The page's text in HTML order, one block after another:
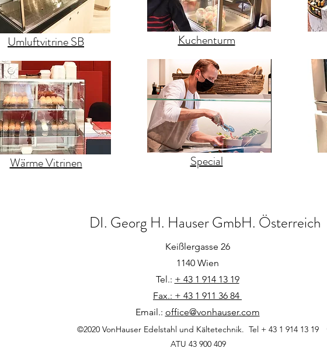
Umluftvitrine SB
Wärme Vitrinen
Kuchenturm
Special
DI. Georg H. Hauser GmbH. Österreich
Keißlergasse 26
1140 Wien
Tel.: + 43 1 914 13 19
Fax.: + 43 1 911 36 84
Email.: office@vonhauser.com
©2020 VonHauser Edelstahl und Kältetechnik. Tel + 43 1 914 13 19
ATU 43 900 409